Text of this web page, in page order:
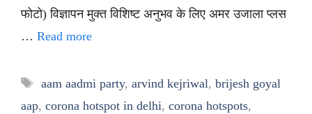
फोटो) विज्ञापन मुक्त विशिष्ट अनुभव के लिए अमर उजाला प्लस
… Read more
Tags
aam aadmi party, arvind kejriwal, brijesh goyal
aap, corona hotspot in delhi, corona hotspots,